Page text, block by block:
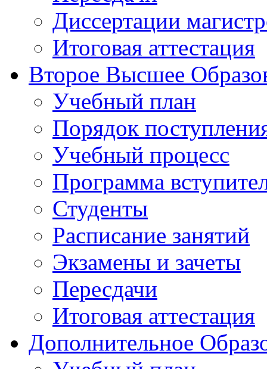
Диссертации
Итоговая аттестация
Второе Высшее
Учебный план
Порядок
Учебный процесс
Программа
Студенты
Расписание занятий
Экзамены и зачеты
Пересдачи
Итоговая аттестация
Дополнительное